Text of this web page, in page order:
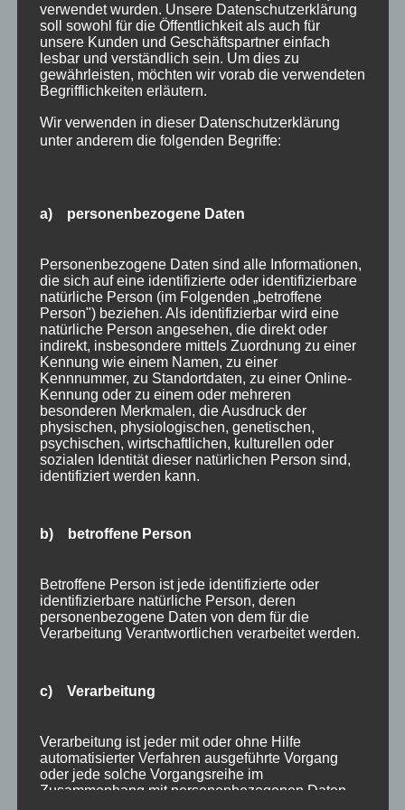
kompletten Wintersportausrüstung an. Egal ob
Ski, Snowboard oder Langlauf Ausrüstung,
unser neuer...
Suchen
nach:
Neueste Beiträge
Veranstaltungen im August 2026 in Oberstdorf
im Allgäu
Traveller Review Award 2026
Blog Archiv
Blog
Archiv
Kategorien
Allgäu
Allgemein
Angebote
Bergbahnen
Bewertung
E-Bike
Ferienwohnungen
Gäste
Gesundheit
Haus Partale
Stellenangebot
Urlaub
Veranstaltungstipp
Wintersport
verwendet wurden. Unsere Datenschutzerklärung
soll sowohl für die Öffentlichkeit als auch für
unsere Kunden und Geschäftspartner einfach
lesbar und verständlich sein. Um dies zu
gewährleisten, möchten wir vorab die verwendeten
Begrifflichkeiten erläutern.
Wir verwenden in dieser Datenschutzerklärung
unter anderem die folgenden Begriffe:
a) personenbezogene Daten
Personenbezogene Daten sind alle Informationen,
die sich auf eine identifizierte oder identifizierbare
natürliche Person (im Folgenden „betroffene
Person") beziehen. Als identifizierbar wird eine
natürliche Person angesehen, die direkt oder
indirekt, insbesondere mittels Zuordnung zu einer
Kennung wie einem Namen, zu einer
Kennnummer, zu Standortdaten, zu einer Online-
Kennung oder zu einem oder mehreren
besonderen Merkmalen, die Ausdruck der
physischen, physiologischen, genetischen,
psychischen, wirtschaftlichen, kulturellen oder
sozialen Identität dieser natürlichen Person sind,
identifiziert werden kann.
b) betroffene Person
Betroffene Person ist jede identifizierte oder
identifizierbare natürliche Person, deren
personenbezogene Daten von dem für die
Verarbeitung Verantwortlichen verarbeitet werden.
c) Verarbeitung
Verarbeitung ist jeder mit oder ohne Hilfe
automatisierter Verfahren ausgeführte Vorgang
oder jede solche Vorgangsreihe im
Zusammenhang mit personenbezogenen Daten